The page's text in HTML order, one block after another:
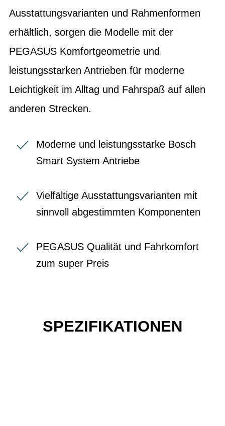
Ausstattungsvarianten und Rahmenformen
erhältlich, sorgen die Modelle mit der
PEGASUS Komfortgeometrie und
leistungsstarken Antrieben für moderne
Leichtigkeit im Alltag und Fahrspaß auf allen
anderen Strecken.
Moderne und leistungsstarke Bosch
Smart System Antriebe
Vielfältige Ausstattungsvarianten mit
sinnvoll abgestimmten Komponenten
PEGASUS Qualität und Fahrkomfort
zum super Preis
SPEZIFIKATIONEN